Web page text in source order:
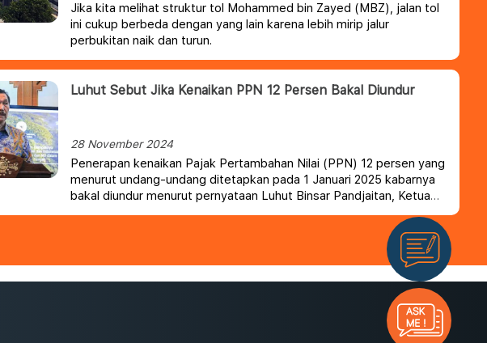
Jika kita melihat struktur tol Mohammed bin Zayed (MBZ), jalan tol
ini cukup berbeda dengan yang lain karena lebih mirip jalur
perbukitan naik dan turun.
Luhut Sebut Jika Kenaikan PPN 12 Persen Bakal Diundur
28 November 2024
Penerapan kenaikan Pajak Pertambahan Nilai (PPN) 12 persen yang
menurut undang-undang ditetapkan pada 1 Januari 2025 kabarnya
bakal diundur menurut pernyataan Luhut Binsar Pandjaitan, Ketua
Dewan Ekonomi Nasional.